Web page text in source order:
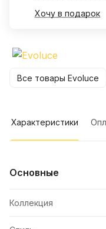
Хочу в подарок
Все товары Evoluce
Характеристики
Основные
Коллекция